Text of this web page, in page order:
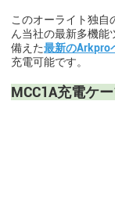
このオーライト独自
ん当社の最新多機能
備えた最新のArkpro
充電可能です。
MCC1A充電ケ